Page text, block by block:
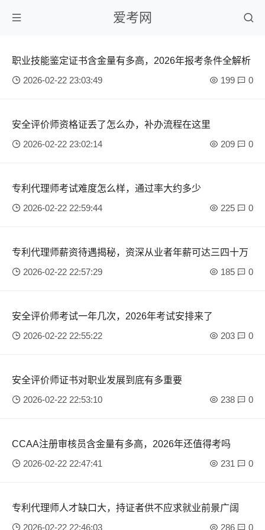
爱考网
职业技能鉴定证书含金量有多高，2026年报考条件全解析
2026-02-22 23:03:49
199 0
安全评价师资格证丢了怎么办，补办流程在这里
2026-02-22 23:02:14
209 0
专利代理师考试难度怎么样，通过率大约多少
2026-02-22 22:59:44
225 0
专利代理师薪资待遇揭秘，资深从业者年薪可达三四十万
2026-02-22 22:57:29
185 0
安全评价师考试一年几次，2026年考试安排来了
2026-02-22 22:55:22
203 0
安全评价师证书对职业发展到底有多重要
2026-02-22 22:53:10
238 0
CCAA注册审核员含金量有多高，2026年还值得考吗
2026-02-22 22:47:41
231 0
专利代理师人才缺口大，持证者供不应求就业前景广阔
2026-02-22 22:46:03
286 0